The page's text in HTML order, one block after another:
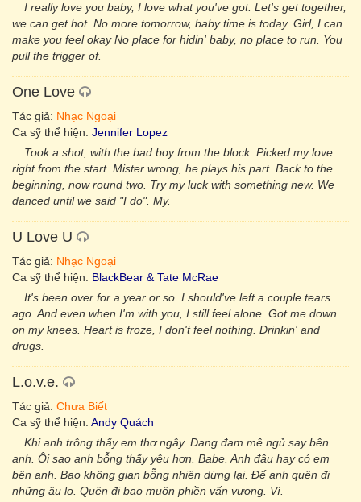
I really love you baby, I love what you've got. Let's get together,
we can get hot. No more tomorrow, baby time is today. Girl, I can
make you feel okay No place for hidin' baby, no place to run. You
pull the trigger of.
One Love
Tác giả: Nhạc Ngoại
Ca sỹ thể hiện: Jennifer Lopez
Took a shot, with the bad boy from the block. Picked my love
right from the start. Mister wrong, he plays his part. Back to the
beginning, now round two. Try my luck with something new. We
danced until we said "I do". My.
U Love U
Tác giả: Nhạc Ngoại
Ca sỹ thể hiện: BlackBear & Tate McRae
It's been over for a year or so. I should've left a couple tears
ago. And even when I'm with you, I still feel alone. Got me down
on my knees. Heart is froze, I don't feel nothing. Drinkin' and
drugs.
L.o.v.e.
Tác giả: Chưa Biết
Ca sỹ thể hiện: Andy Quách
Khi anh trông thấy em thơ ngây. Đang đam mê ngủ say bên
anh. Ôi sao anh bỗng thấy yêu hơn. Babe. Anh đâu hay có em
bên anh. Bao không gian bỗng nhiên dừng lại. Để anh quên đi
những âu lo. Quên đi bao muộn phiền vấn vương. Vì.